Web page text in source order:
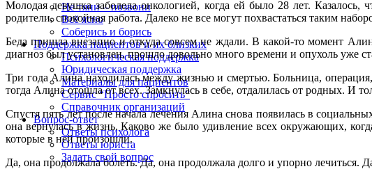
Не тяни – позвони
Всё ясно
Соберись и борись
Поддержка пациентов и их близких
Психологическая поддержка
Юридическая поддержка
Материалы для пациентов
Сервис “Просто спросить”
Справочник организаций
Вопрос-ответ
Ответы психолога
Ответы юриста
Задать свой вопрос
Молодая девушка заболела онкологией, когда ей было 28 лет.
родители, спокойная работа. Далеко не все могут похвастаться таким
Беда пришла внезапно и откуда совсем не ждали. В какой-то момент
диагноз был установлен, прошло довольно много времени и опухоль уже
Три года Алина находилась между жизнью и смертью. Больница,
тогда Алина отошла от всех. Замкнулась в себе, отдалилась от родных. И
Спустя пять лет после начала лечения Алина снова появилась в
она вернулась в жизнь. Каково же было удивление всех окружающих,
которые в ней произошли.
Да, она продолжала болеть. Да, она продолжала долго и упорно